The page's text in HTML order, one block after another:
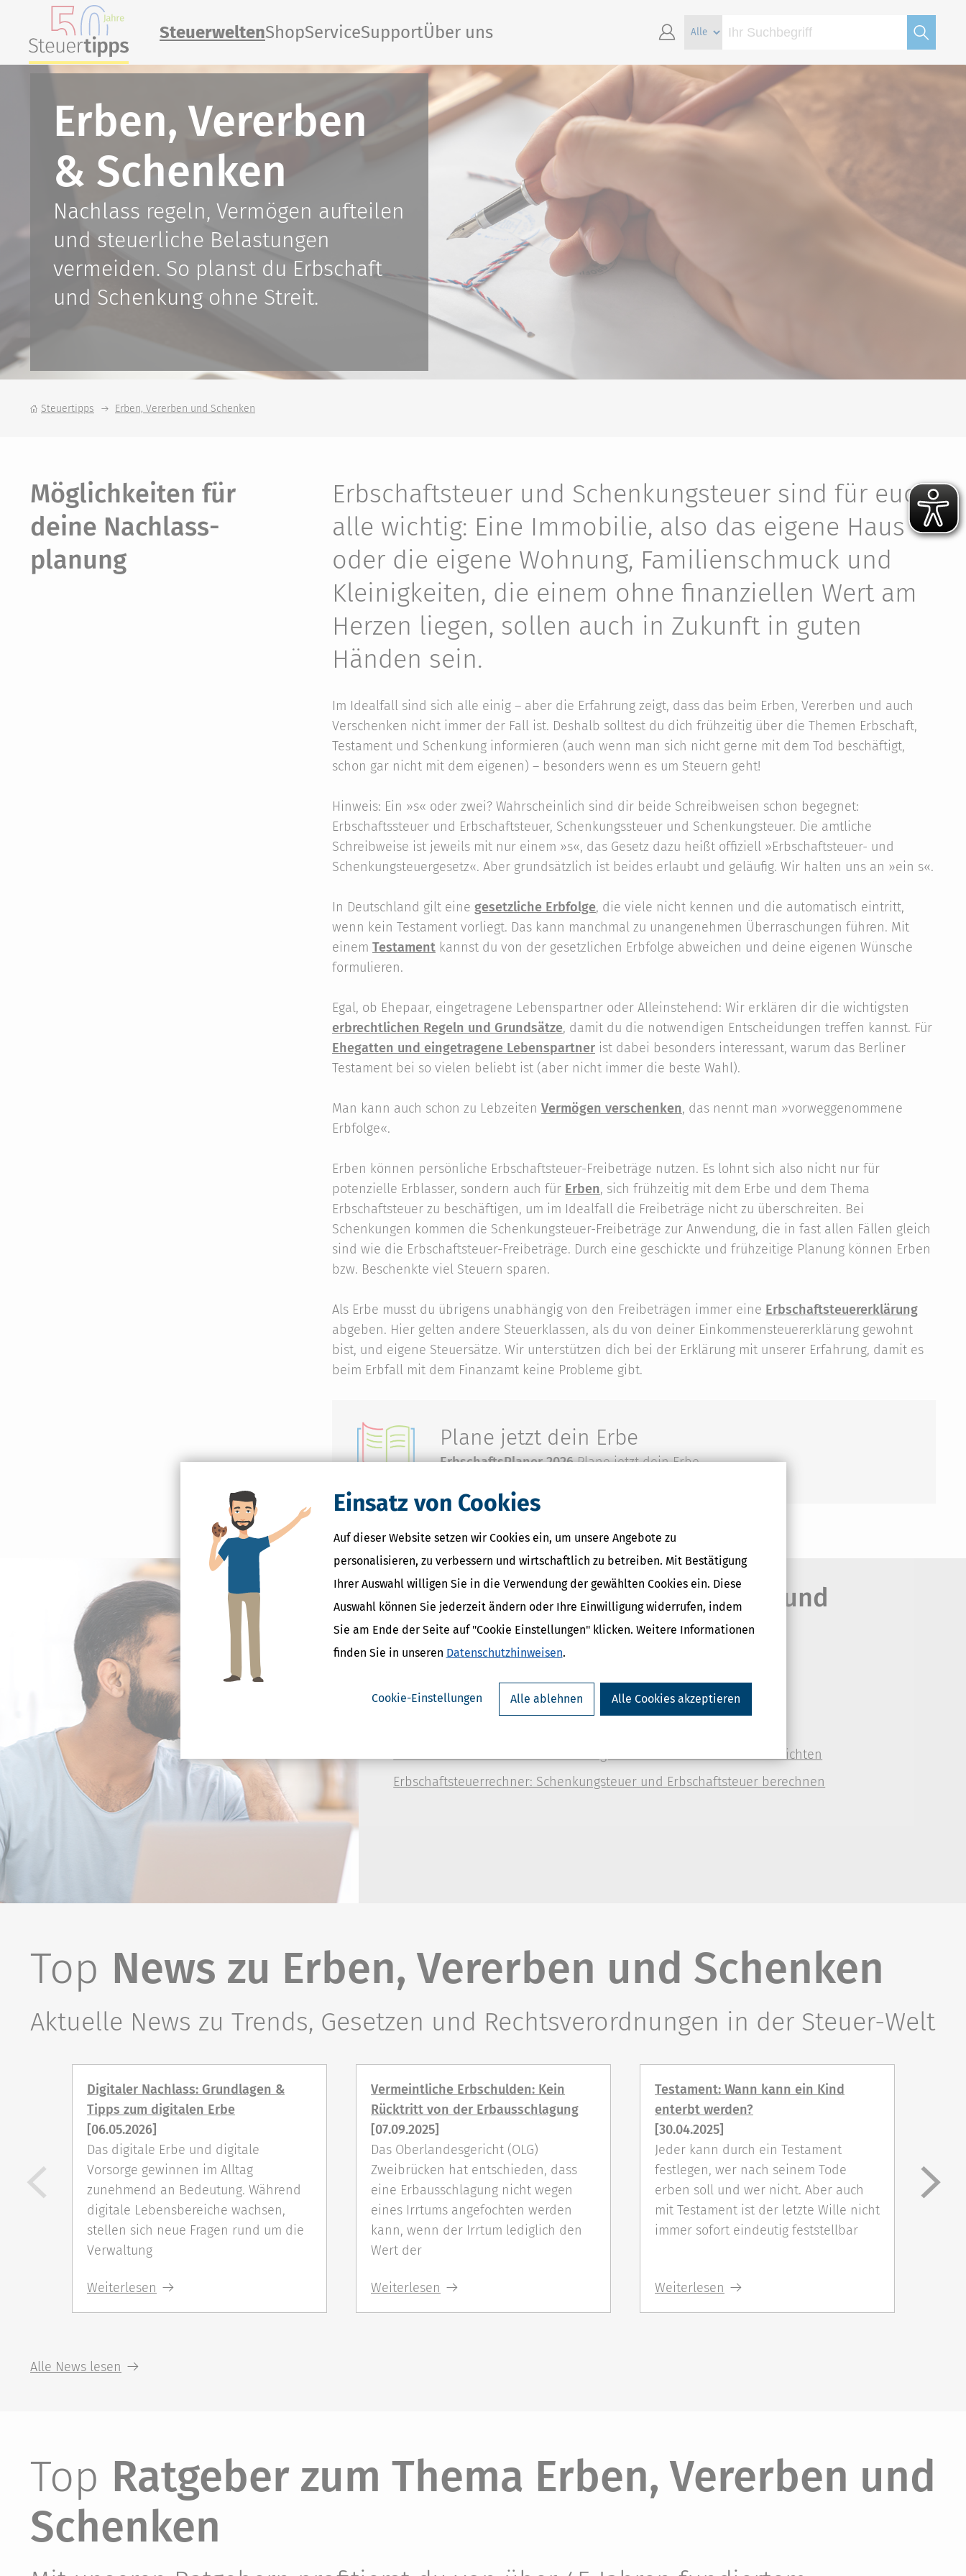
Einsatz von Cookies
Auf dieser Website setzen wir Cookies ein, um unsere Angebote zu
personalisieren, zu verbessern und wirtschaftlich zu betreiben. Mit Bestätigung
Ihrer Auswahl willigen Sie in die Verwendung der gewählten Cookies ein. Diese
Auswahl können Sie jederzeit ändern oder Ihre Einwilligung widerrufen, indem
Sie am Ende der Seite auf "Cookie Einstellungen" klicken. Weitere Informationen
finden Sie in unseren Datenschutzhinweisen.
Cookie-Einstellungen Alle ablehnen Alle Cookies akzeptieren
SteuerweltenShopServiceSupportÜber uns
Erben, Vererben
& Schenken
Nachlass regeln, Vermögen aufteilen
und steuerliche Belastungen
vermeiden. So planst du Erbschaft
und Schenkung ohne Streit.
Steuertipps Erben, Vererben und Schenken
Möglich­keiten für
deine Nachlass­
planung
Erbschaftsteuer und Schenkungsteuer sind für euch
alle wichtig: Eine Immobilie, also das eigene Haus
oder die eigene Wohnung, Familienschmuck und
Kleinigkeiten, die einem ohne finanziellen Wert am
Herzen liegen, sollen auch in Zukunft in guten
Händen sein.
Im Idealfall sind sich alle einig – aber die Erfahrung zeigt, dass das beim Erben, Vererben und auch
Verschenken nicht immer der Fall ist. Deshalb solltest du dich frühzeitig über die Themen Erbschaft,
Testament und Schenkung informieren (auch wenn man sich nicht gerne mit dem Tod beschäftigt,
schon gar nicht mit dem eigenen) – besonders wenn es um Steuern geht!
Hinweis: Ein »s« oder zwei? Wahrscheinlich sind dir beide Schreibweisen schon begegnet:
Erbschaftssteuer und Erbschaftsteuer, Schenkungssteuer und Schenkungsteuer. Die amtliche
Schreibweise ist jeweils mit nur einem »s«, das Gesetz dazu heißt offiziell »Erbschaftsteuer- und
Schenkungsteuergesetz«. Aber grundsätzlich ist beides erlaubt und geläufig. Wir halten uns an »ein s«.
In Deutschland gilt eine gesetzliche Erbfolge, die viele nicht kennen und die automatisch eintritt,
wenn kein Testament vorliegt. Das kann manchmal zu unangenehmen Überraschungen führen. Mit
einem Testament kannst du von der gesetzlichen Erbfolge abweichen und deine eigenen Wünsche
formulieren.
Egal, ob Ehepaar, eingetragene Lebenspartner oder Alleinstehend: Wir erklären dir die wichtigsten
erbrechtlichen Regeln und Grundsätze, damit du die notwendigen Entscheidungen treffen kannst. Für
Ehegatten und eingetragene Lebenspartner ist dabei besonders interessant, warum das Berliner
Testament bei so vielen beliebt ist (aber nicht immer die beste Wahl).
Man kann auch schon zu Lebzeiten Vermögen verschenken, das nennt man »vorweggenommene
Erbfolge«.
Erben können persönliche Erbschaftsteuer-Freibeträge nutzen. Es lohnt sich also nicht nur für
potenzielle Erblasser, sondern auch für Erben, sich frühzeitig mit dem Erbe und dem Thema
Erbschaftsteuer zu beschäftigen, um im Idealfall die Freibeträge nicht zu überschreiten. Bei
Schenkungen kommen die Schenkungsteuer-Freibeträge zur Anwendung, die in fast allen Fällen gleich
sind wie die Erbschaftsteuer-Freibeträge. Durch eine geschickte und frühzeitige Planung können Erben
bzw. Beschenkte viel Steuern sparen.
Als Erbe musst du übrigens unabhängig von den Freibeträgen immer eine Erbschaftsteuererklärung
abgeben. Hier gelten andere Steuerklassen, als du von deiner Einkommensteuererklärung gewohnt
bist, und eigene Steuersätze. Wir unterstützen dich bei der Erklärung mit unserer Erfahrung, damit es
beim Erbfall mit dem Finanzamt keine Probleme gibt.
Plane jetzt dein Erbe
ErbschaftsPlaner 2026Plane jetzt dein Erbe
Weitere Infos zu Erben, Vererben und
Schenken
Das richtige Testament für Ehepaare und Singles
Informationen für Erben und Erbengemeinschaften: Rechte und Pflichten
Erbschaftsteuerrechner: Schenkungsteuer und Erbschaftsteuer berechnen
Top News zu Erben, Vererben und Schenken
Aktuelle News zu Trends, Gesetzen und Rechtsverordnungen in der Steuer-Welt
Digitaler Nachlass: Grundlagen &
Tipps zum digitalen Erbe
[06.05.2026]
Das digitale Erbe und digitale
Vorsorge gewinnen im Alltag
zunehmend an Bedeutung. Während
digitale Lebensbereiche wachsen,
stellen sich neue Fragen rund um die
Verwaltung
Weiterlesen
Vermeintliche Erbschulden: Kein
Rücktritt von der Erbausschlagung
[07.09.2025]
Das Oberlandesgericht (OLG)
Zweibrücken hat entschieden, dass
eine Erbausschlagung nicht wegen
eines Irrtums angefochten werden
kann, wenn der Irrtum lediglich den
Wert der
Weiterlesen
Testament: Wann kann ein Kind
enterbt werden?
[30.04.2025]
Jeder kann durch ein Testament
festlegen, wer nach seinem Tode
erben soll und wer nicht. Aber auch
mit Testament ist der letzte Wille nicht
immer sofort eindeutig feststellbar
Weiterlesen
Alle News lesen
Top Ratgeber zum Thema Erben, Vererben und
Schenken